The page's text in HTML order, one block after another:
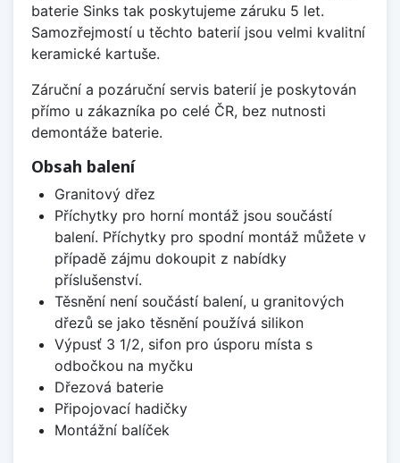
baterie Sinks tak poskytujeme záruku 5 let.
Samozřejmostí u těchto baterií jsou velmi kvalitní
keramické kartuše.
Záruční a pozáruční servis baterií je poskytován
přímo u zákazníka po celé ČR, bez nutnosti
demontáže baterie.
Obsah balení
Granitový dřez
Příchytky pro horní montáž jsou součástí
balení. Příchytky pro spodní montáž můžete v
případě zájmu dokoupit z nabídky
příslušenství.
Těsnění není součástí balení, u granitových
dřezů se jako těsnění používá silikon
Výpusť 3 1/2, sifon pro úsporu místa s
odbočkou na myčku
Dřezová baterie
Připojovací hadičky
Montážní balíček